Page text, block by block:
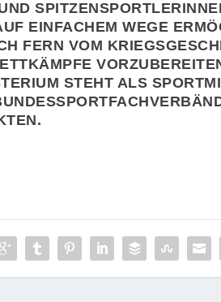
EINFACHEM WEGE
FERN VOM
STEHT ALS